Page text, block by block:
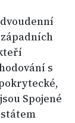
s
Spojené